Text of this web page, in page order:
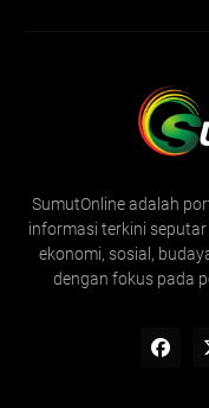
SumutOnline adalah
informasi terkini
ekonomi, sosial,
dengan fokus pada